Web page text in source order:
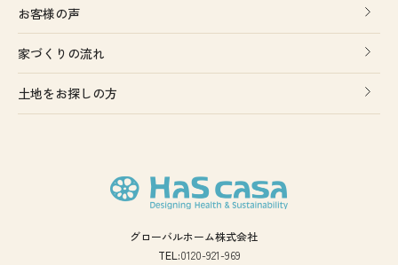
お客様の声
家づくりの流れ
土地をお探しの方
グローバルホーム株式会社
TEL:0120-921-969